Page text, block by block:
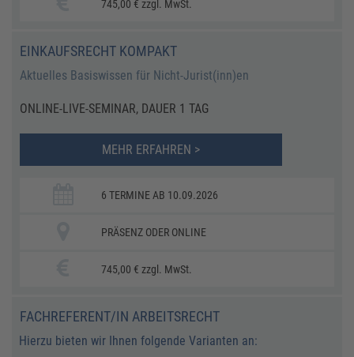
745,00 € zzgl. MwSt.
EINKAUFSRECHT KOMPAKT
Aktuelles Basiswissen für Nicht-Jurist(inn)en
ONLINE-LIVE-SEMINAR, DAUER 1 TAG
MEHR ERFAHREN >
6 TERMINE AB 10.09.2026
PRÄSENZ ODER ONLINE
745,00 € zzgl. MwSt.
FACHREFERENT/IN ARBEITSRECHT
Hierzu bieten wir Ihnen folgende Varianten an: